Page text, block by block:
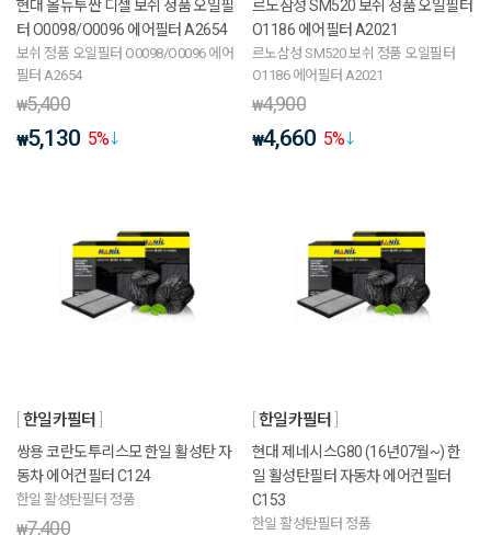
현대 올뉴투싼 디젤 보쉬 정품 오일필
터 O0098/O0096 에어필터 A2654
보쉬 정품 오일필터 O0098/O0096 에어
필터 A2654
₩5,400
₩5,130 5%
르노삼성 SM520 보쉬 정품 오일필터
O1186 에어필터 A2021
르노삼성 SM520 보쉬 정품 오일필터
O1186 에어필터 A2021
₩4,900
₩4,660 5%
한일카필터
쌍용 코란도투리스모 한일 활성탄 자
동차 에어컨필터 C124
한일 활성탄필터 정품
₩7,400
한일카필터
현대 제네시스G80 (16년07월~) 한
일 활성탄필터 자동차 에어컨필터
C153
한일 활성탄필터 정품